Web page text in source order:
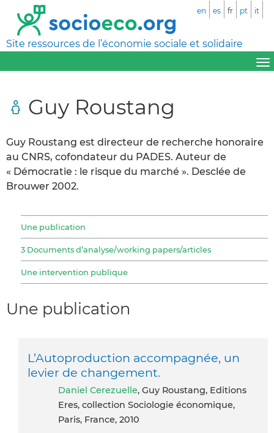
Site ressources de l’économie sociale et solidaire
en es fr pt it
Guy Roustang
Guy Roustang est directeur de recherche honoraire
au CNRS, cofondateur du PADES. Auteur de
« Démocratie : le risque du marché ». Desclée de
Brouwer 2002.
Une publication
3 Documents d’analyse/working papers/articles
Une intervention publique
Une publication
L’Autoproduction accompagnée, un
levier de changement.
Daniel Cerezuelle, Guy Roustang, Editions
Eres, collection Sociologie économique,
Paris, France, 2010